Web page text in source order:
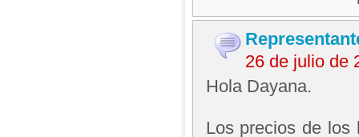
26 de julio de
Hola Dayana.
Los precios de los